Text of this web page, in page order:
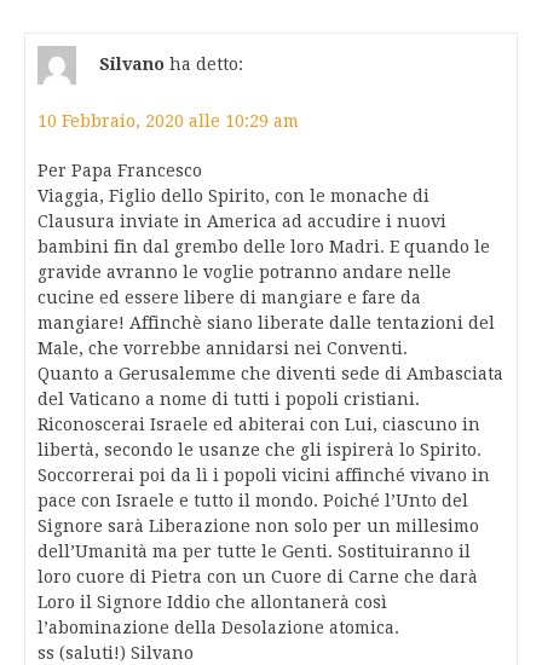
Silvano ha detto:
10 Febbraio, 2020 alle 10:29 am
Per Papa Francesco
Viaggia, Figlio dello Spirito, con le monache di
Clausura inviate in America ad accudire i nuovi
bambini fin dal grembo delle loro Madri. E quando le
gravide avranno le voglie potranno andare nelle
cucine ed essere libere di mangiare e fare da
mangiare! Affinchè siano liberate dalle tentazioni del
Male, che vorrebbe annidarsi nei Conventi.
Quanto a Gerusalemme che diventi sede di Ambasciata
del Vaticano a nome di tutti i popoli cristiani.
Riconoscerai Israele ed abiterai con Lui, ciascuno in
libertà, secondo le usanze che gli ispirerà lo Spirito.
Soccorrerai poi da lì i popoli vicini affinché vivano in
pace con Israele e tutto il mondo. Poiché l’Unto del
Signore sarà Liberazione non solo per un millesimo
dell’Umanità ma per tutte le Genti. Sostituiranno il
loro cuore di Pietra con un Cuore di Carne che darà
Loro il Signore Iddio che allontanerà così
l’abominazione della Desolazione atomica.
ss (saluti!) Silvano